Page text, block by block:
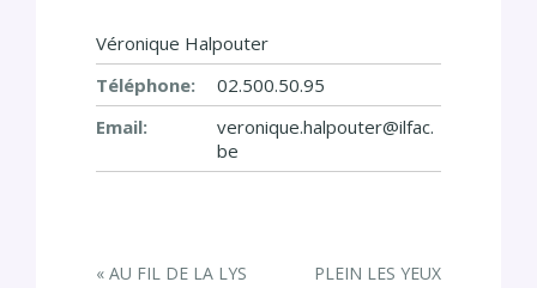
Véronique Halpouter
Téléphone:
02.500.50.95
Email:
veronique.halpouter@ilfac.
be
E
« AU FIL DE LA LYS
PLEIN LES YEUX